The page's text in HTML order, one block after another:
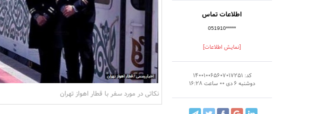
اطلاعات تماس
051910*****
[نمایش اطلاعات]
کد: 140010065607017251
دوشنبه 6 دی 00 ساعت 16:28
نکاتی در مورد سفر با قطار اهواز تهران